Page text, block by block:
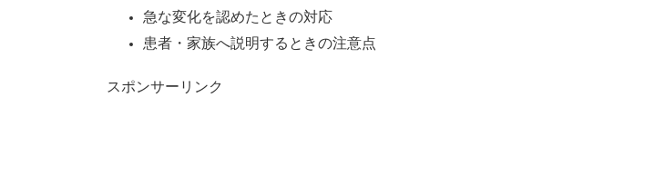
急な変化を認めたときの対応
患者・家族へ説明するときの注意点
スポンサーリンク